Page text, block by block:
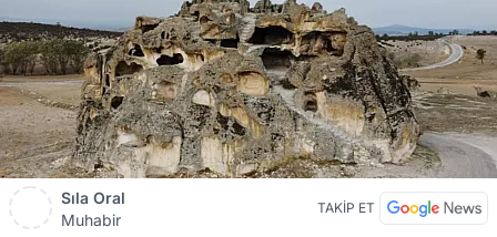
Sıla Oral
Muhabir
TAKİP ET